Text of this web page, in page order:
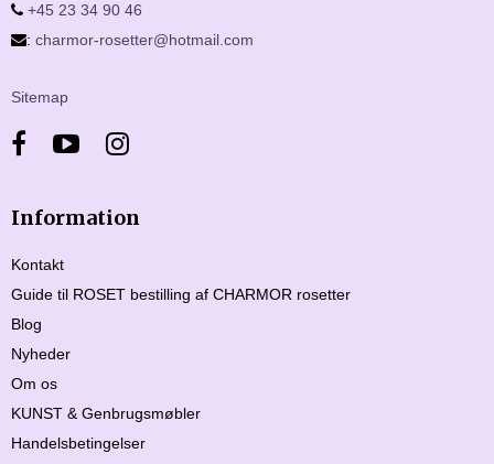
+45 23 34 90 46
: charmor-rosetter@hotmail.com
Sitemap
Information
Kontakt
Guide til ROSET bestilling af CHARMOR rosetter
Blog
Nyheder
Om os
KUNST & Genbrugsmøbler
Handelsbetingelser